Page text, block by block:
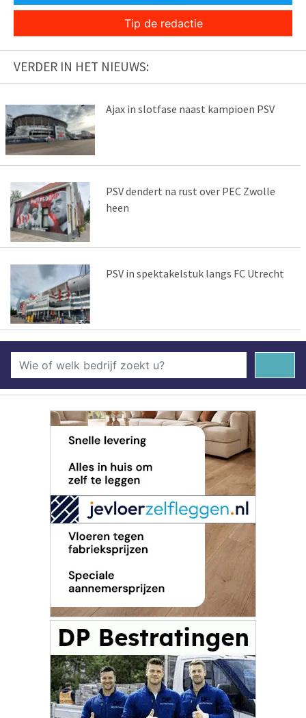
Tip de redactie
VERDER IN HET NIEUWS:
Ajax in slotfase naast kampioen PSV
PSV dendert na rust over PEC Zwolle
heen
PSV in spektakelstuk langs FC Utrecht